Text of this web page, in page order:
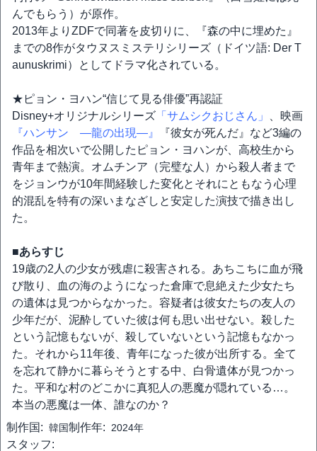
んでもらう）が原作。
2013年よりZDFで同著を皮切りに、『森の中に埋めた』
までの8作がタウヌスミステリシリーズ（ドイツ語: Der T
aunuskrimi）としてドラマ化されている。
★ピョン・ヨハン“信じて見る俳優”再認証
Disney+オリジナルシリーズ 「サムシクおじさん」
、映画
『ハンサン ―龍の出現―』
『彼女が死んだ』など3編の
作品を相次いで公開したピョン・ヨハンが、高校生から
青年まで熱演。オムチンア（完璧な人）から殺人者まで
をジョンウが10年間経験した変化とそれにともなう心理
的混乱を特有の深いまなざしと安定した演技で描き出し
た。
■あらすじ
19歳の2人の少女が残虐に殺害される。あちこちに血が飛
び散り、血の海のようになった倉庫で息絶えた少女たち
の遺体は見つからなかった。容疑者は彼女たちの友人の
少年だが、泥酔していた彼は何も思い出せない。殺した
という記憶もないが、殺していないという記憶もなかっ
た。それから11年後、青年になった彼が出所する。全て
を忘れて静かに暮らそうとする中、白骨遺体が見つかっ
た。平和な村のどこかに真犯人の悪魔が隠れている…。
本当の悪魔は一体、誰なのか？
制作国: 韓国制作年: 2024年
スタッフ: